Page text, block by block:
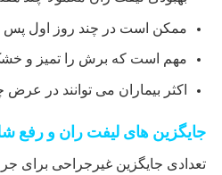
ممکن است در چند روز اول پس
مهم است که برش را تمیز و خشک
اکثر بیماران می توانند در
جایگزین های لیفت ران و رفع
تعدادی جایگزین غیرجراحی برای